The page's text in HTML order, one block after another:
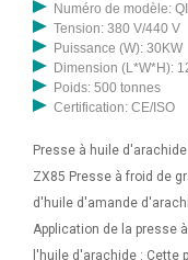
Numéro de modèle:
Tension: 380 V/440 V
Puissance (W): 30KW
Dimension (L*W*H):
Poids: 500 tonnes
Certification: CE/ISO
Presse à huile
ZX85 Presse à froid de
d'huile d'amande
Application de la presse
l'huile d'arachide : Cette